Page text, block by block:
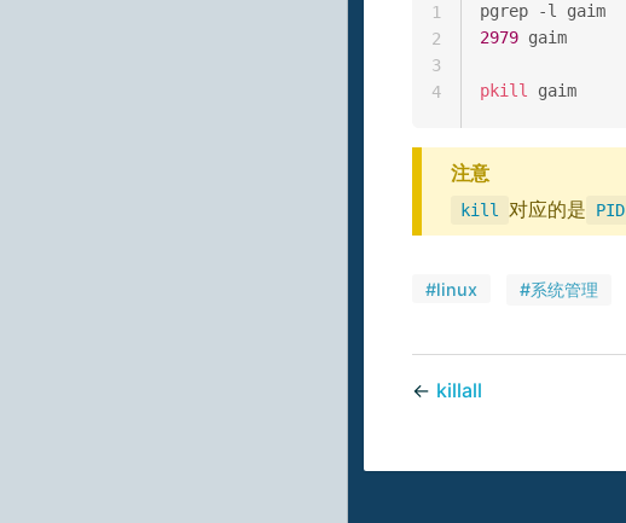
pgrep -l gaim
2979 gaim
pkill gaim
1
2
3
4
注意
kill 对应的是 PID
#linux #系统管理
← killall